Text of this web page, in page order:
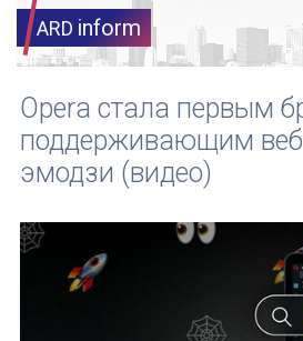
ARD inform
Opera стала первым
поддерживающим
эмодзи (видео)